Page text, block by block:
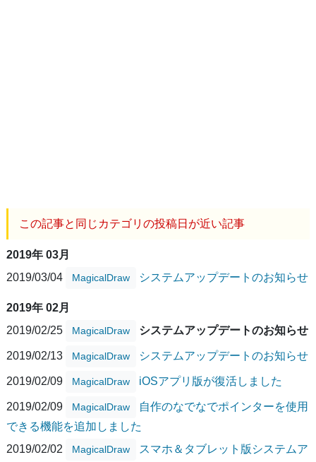
この記事と同じカテゴリの投稿日が近い記事
2019年 03月
2019/03/04
MagicalDraw システムアップデートのお知らせ
2019年 02月
2019/02/25
MagicalDraw システムアップデートのお知らせ
2019/02/13 MagicalDraw システムアップデートのお知らせ
2019/02/09 MagicalDraw iOSアプリ版が復活しました
2019/02/09 MagicalDraw
自作のなでなでポインターを使用
できる機能を追加しました
2019/02/02
MagicalDraw
スマホ＆タブレット版システムア